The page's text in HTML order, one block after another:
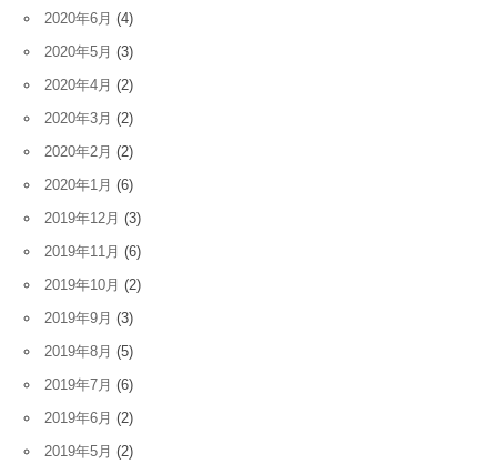
2020年6月 (4)
2020年5月 (3)
2020年4月 (2)
2020年3月 (2)
2020年2月 (2)
2020年1月 (6)
2019年12月 (3)
2019年11月 (6)
2019年10月 (2)
2019年9月 (3)
2019年8月 (5)
2019年7月 (6)
2019年6月 (2)
2019年5月 (2)